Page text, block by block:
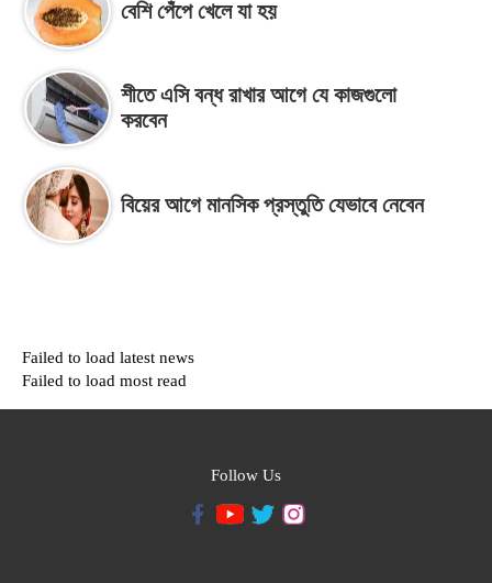
বেশি পেঁপে খেলে যা হয়
শীতে এসি বন্ধ রাখার আগে যে কাজগুলো
করবেন
বিয়ের আগে মানসিক প্রস্তুতি যেভাবে নেবেন
Failed to load latest news
Failed to load most read
Follow Us